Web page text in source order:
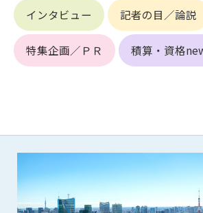
インタビュー 記者の目／論説
特集企画／ＰＲ 積算・資格
第6条（会員の禁止事項）
1. 会員は建設資料館WEB上で以下の行為を
す。
(1) 第三者または管理者の著作権、その他知
(6) 管理者が承認していない営利を目的とし
(7) 公序良俗に反する行為
(8) 犯罪的行為に結びつく行為